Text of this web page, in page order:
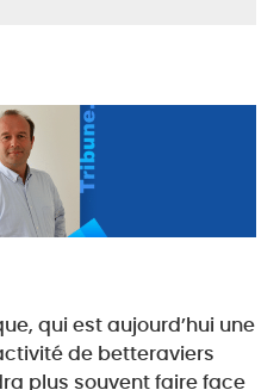
qui est aujourd’hui une
de betteraviers
plus souvent faire face